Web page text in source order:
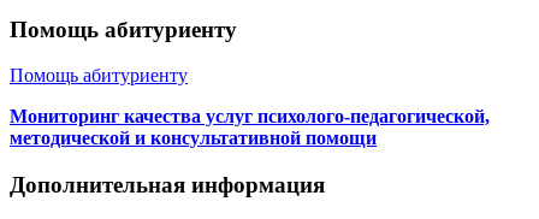
Помощь абитуриенту
Помощь абитуриенту
Мониторинг качества услуг психолого-педагогической,
методической и консультативной помощи
Дополнительная информация